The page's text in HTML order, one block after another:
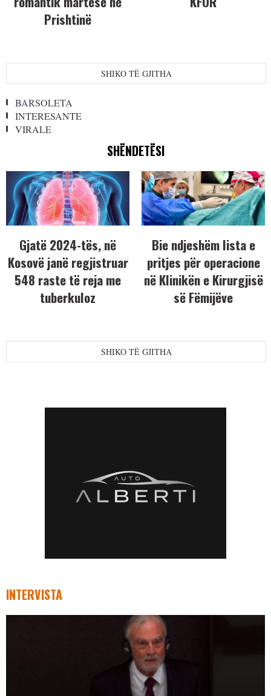
Prishtinë
SHIKO TË GJITHA
BARSOLETA
INTERESANTE
VIRALE
SHËNDETËSI
Gjatë 2024-tës, në
Kosovë janë regjistruar
548 raste të reja me
tuberkuloz
Bie ndjeshëm lista e
pritjes për operacione
në Klinikën e Kirurgjisë
së Fëmijëve
SHIKO TË GJITHA
INTERVISTA